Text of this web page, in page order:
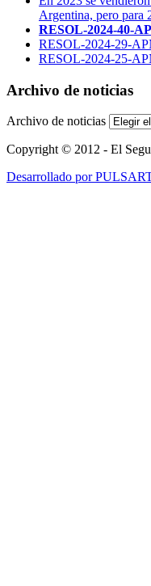
Argentina, pero para
RESOL-2024-40-
RESOL-2024-29-
RESOL-2024-25-
Archivo de noticias
Archivo de noticias
Copyright © 2012 - El
Desarrollado por